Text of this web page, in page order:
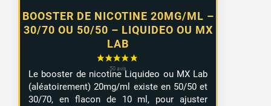
BOOSTER DE NICOTINE 20MG/ML –
30/70 OU 50/50 – LIQUIDEO OU MX
LAB
Le booster de nicotine Liquideo ou MX Lab
(aléatoirement) 20mg/ml existe en 50/50 et
30/70, en flacon de 10 ml, pour ajuster